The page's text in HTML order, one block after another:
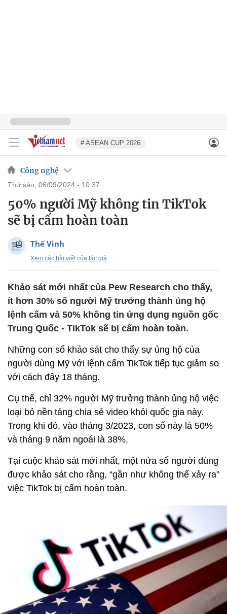
# ASEAN CUP 2026
Công nghệ
thứ sáu, 06/09/2024 - 10:37
50% người Mỹ không tin TikTok
sẽ bị cấm hoàn toàn
Thế Vinh
Xem các bài viết của tác giả
Khảo sát mới nhất của Pew Research cho thấy,
ít hơn 30% số người Mỹ trưởng thành ủng hộ
lệnh cấm và 50% không tin ứng dụng nguồn gốc
Trung Quốc - TikTok sẽ bị cấm hoàn toàn.
Những con số khảo sát cho thấy sự ủng hộ của
người dùng Mỹ với lệnh cấm TikTok tiếp tục giảm so
với cách đây 18 tháng.
Cụ thể, chỉ 32% người Mỹ trưởng thành ủng hộ việc
loại bỏ nền tảng chia sẻ video khỏi quốc gia này.
Trong khi đó, vào tháng 3/2023, con số này là 50%
và tháng 9 năm ngoái là 38%.
Tại cuộc khảo sát mới nhất, một nửa số người dùng
được khảo sát cho rằng, “gần như không thể xảy ra”
việc TikTok bị cấm hoàn toàn.